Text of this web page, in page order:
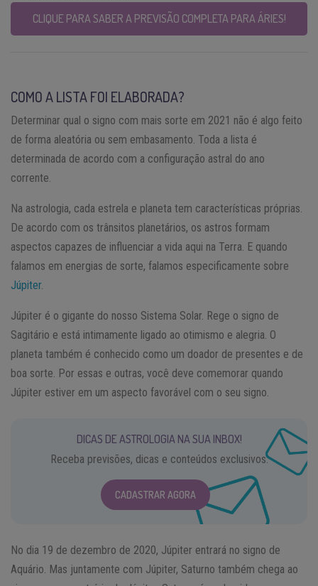
CLIQUE PARA SABER A PREVISÃO COMPLETA PARA ÁRIES!
COMO A LISTA FOI ELABORADA?
Determinar qual o signo com mais sorte em 2021 não é algo feito
de forma aleatória ou sem embasamento. Toda a lista é
determinada de acordo com a configuração astral do ano
corrente.
Na astrologia, cada estrela e planeta tem características próprias.
De acordo com os trânsitos planetários, os astros formam
aspectos capazes de influenciar a vida aqui na Terra. E quando
falamos em energias de sorte, falamos especificamente sobre
Júpiter.
Júpiter é o gigante do nosso Sistema Solar. Rege o signo de
Sagitário e está intimamente ligado ao otimismo e alegria. O
planeta também é conhecido como um doador de presentes e de
boa sorte. Por essas e outras, você deve comemorar quando
Júpiter estiver em um aspecto favorável com o seu signo.
DICAS DE ASTROLOGIA NA SUA INBOX!
Receba previsões, dicas e conteúdos exclusivos.
CADASTRAR AGORA
No dia 19 de dezembro de 2020, Júpiter entrará no signo de
Aquário. Mas juntamente com Júpiter, Saturno também chega ao